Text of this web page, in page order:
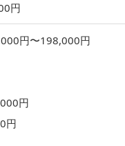
円
円〜198,000円
円
円